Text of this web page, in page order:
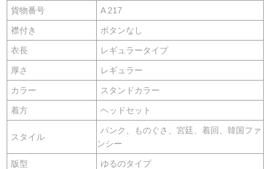
貨物番号 A 217
襟付き ボタンなし
衣長 レギュラータイプ
厚さ レギュラー
カラー スタンドカラー
着方 ヘッドセット
スタイル
パンク、ものぐさ、宮廷、着回、韓国ファ
ンシー
版型 ゆるのタイプ